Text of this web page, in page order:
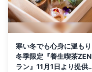
寒い冬でも心身に温も
冬季限定『養生喫茶
ラン』11月1日より提供